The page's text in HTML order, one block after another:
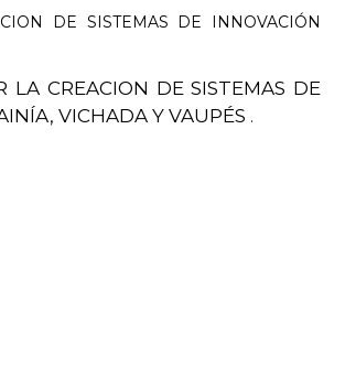
DE SISTEMAS DE INNOVACIÓN
LA CREACION DE SISTEMAS DE
VICHADA Y VAUPÉS .